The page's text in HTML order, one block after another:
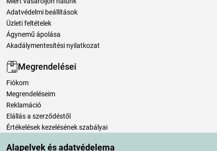
Alapelvek és adatvédelema
Adatvédelmi beállítások
Üzleti feltételek
Ágynemű ápolása
Akadálymentesítési nyilatkozat
Megrendelései
Fiókom
Megrendeléseim
Reklamáció
Elállás a szerződéstől
Értékelések kezelésének szabályai